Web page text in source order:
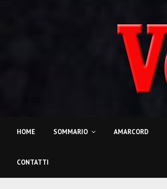
HOME SOMMARIO AMARCORD
CONTATTI